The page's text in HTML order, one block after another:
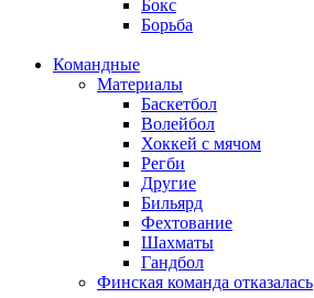
Бокс
Борьба
Командные
Материалы
Баскетбол
Волейбол
Хоккей с мячом
Регби
Другие
Бильярд
Фехтование
Шахматы
Гандбол
Финская команда отказалась